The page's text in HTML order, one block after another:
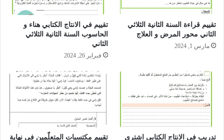
تقييم قراءة السنة الثانية الثلاثي
الثاني محور المرض و العلاج
مارس 1, 2024
تقييم في الانتاج الكتابي هناء و
الحاسوب السنة الثانية الثلاثي
الثاني
فبراير 26, 2024
تدريب في الانتاج الكتابي اشترى
تقييم مكتسبات المتعلّمين في نهاية